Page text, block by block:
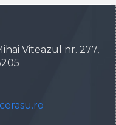
Viteazul nr. 277,